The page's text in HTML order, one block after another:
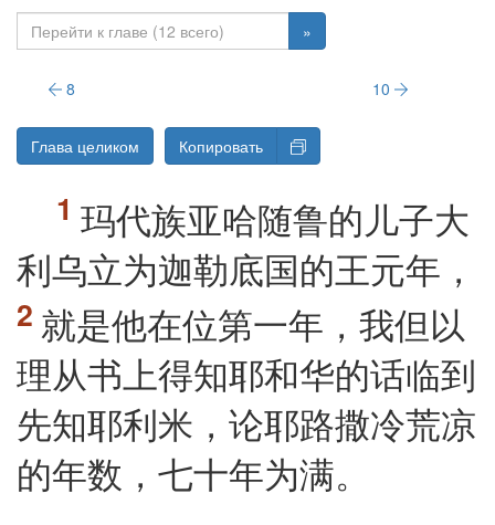
»
8 10
Глава целиком Копировать
玛代族亚哈随鲁的儿子大
利乌立为迦勒底国的王元年，
就是他在位第一年，我但以
理从书上得知耶和华的话临到
先知耶利米，论耶路撒冷荒凉
的年数，七十年为满。